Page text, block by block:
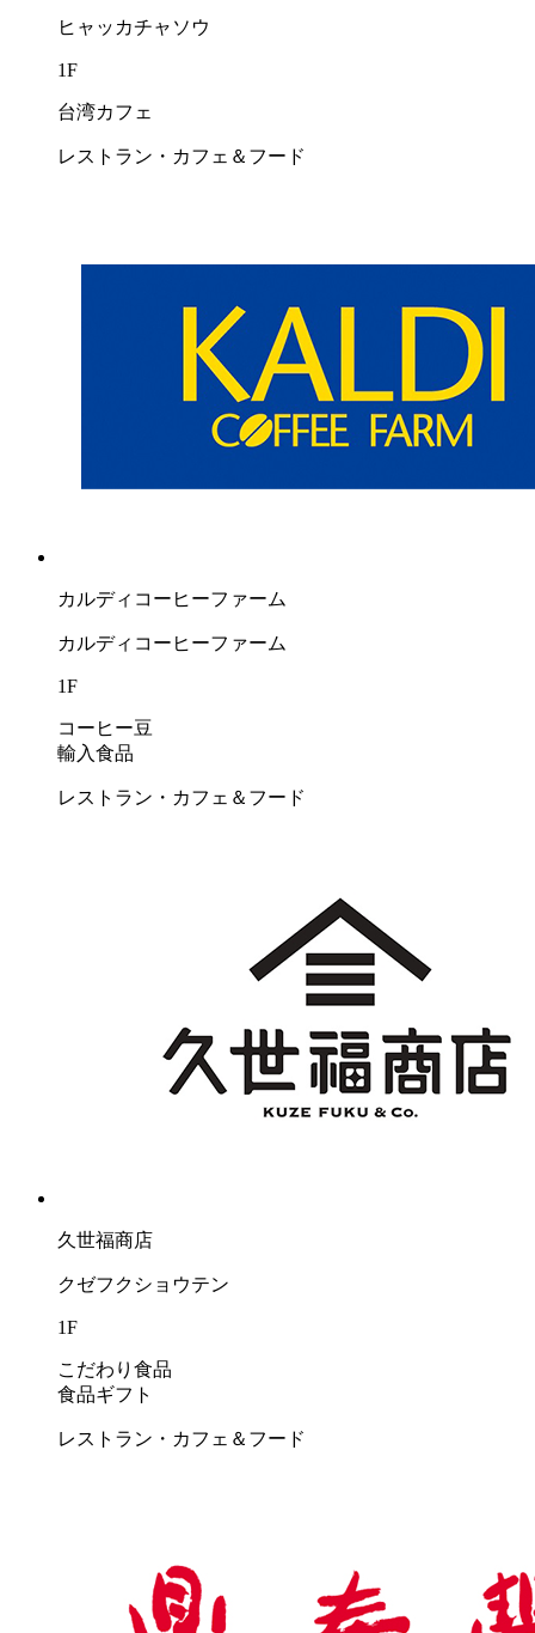
ヒャッカチャソウ
1F
台湾カフェ
レストラン・カフェ＆フード
カルディコーヒーファーム
カルディコーヒーファーム
1F
コーヒー豆
輸入食品
レストラン・カフェ＆フード
久世福商店
クゼフクショウテン
1F
こだわり食品
食品ギフト
レストラン・カフェ＆フード